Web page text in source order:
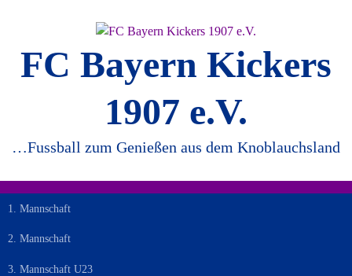
FC Bayern Kickers
1907 e.V.
…Fussball zum Genießen aus dem Knoblauchsland
1. Mannschaft
2. Mannschaft
3. Mannschaft U23